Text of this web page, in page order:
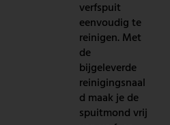
verfspuit
eenvoudig te
reinigen. Met
de
bijgeleverde
reinigingsnaal
d maak je de
spuitmond vrij